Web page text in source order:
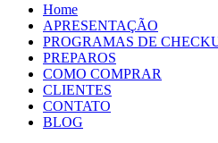
Home
APRESENTAÇÃO
PROGRAMAS DE
PREPAROS
COMO COMPRAR
CLIENTES
CONTATO
BLOG